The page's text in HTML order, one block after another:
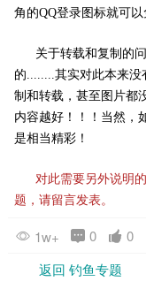
角的QQ登录图标就可
关于转载和复制的问
的........其实对此本来
制和转载，甚至图片都
内容越好！！！当然，
是相当精彩！
对此需要另外说明的
题，请留言发表。
1w+ 0
0
返回 钓鱼专题